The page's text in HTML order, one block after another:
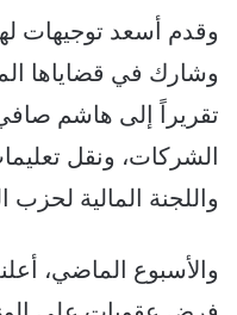
وقدم أسعد توجيهات
وشارك في قضاياها
تقريراً إلى هاشم
الشركات، ونقل
واللجنة المالية لحزب
والأسبوع الماضي،